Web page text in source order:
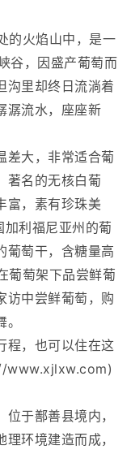
火焰山中，是一
谷，因盛产葡萄而
沟里却终日流淌着
潺流水，座座新
大，非常适合葡
著名的无核白葡
富，素有珍珠美
利福尼亚州的葡
葡萄干，含糖量高
葡萄架下品尝鲜葡
访中尝鲜葡萄，购
，也可以住在这
www.xjlxw.com)
于鄯善县境内，
环境建造而成，